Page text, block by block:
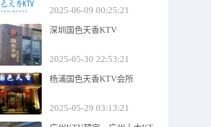
2025-06-09 00:25:21
深圳国色天香KTV
2025-05-30 22:53:21
杨浦国色天香KTV会所
2025-05-29 03:13:21